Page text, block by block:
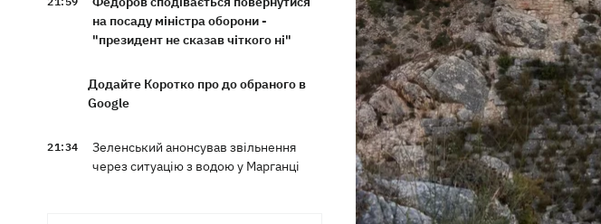
на посаду міністра оборони -
"президент не сказав чіткого ні"
Додайте Коротко про до обраного в
Google
21:34
Зеленський анонсував звільнення
через ситуацію з водою у Марганці